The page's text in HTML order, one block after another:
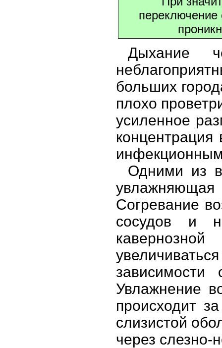
переключение
Дыхание
больших
плохо
усиленное
концентрация
Одними из
Согревание
сосудов и
зависимости
Увлажнение
происходит
слизистой
через слезно-